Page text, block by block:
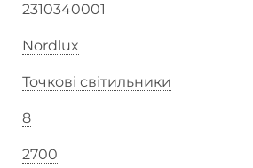
2310340001
Nordlux
Точкові світильники
8
2700